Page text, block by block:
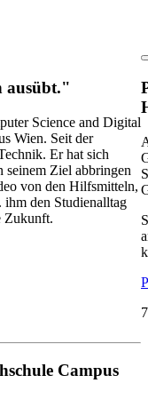
ausübt."
Science and Digital
Wien. Seit der
Er hat sich
seinem Ziel abbringen
von den Hilfsmitteln,
ihm den Studienalltag
Zukunft.
Campus